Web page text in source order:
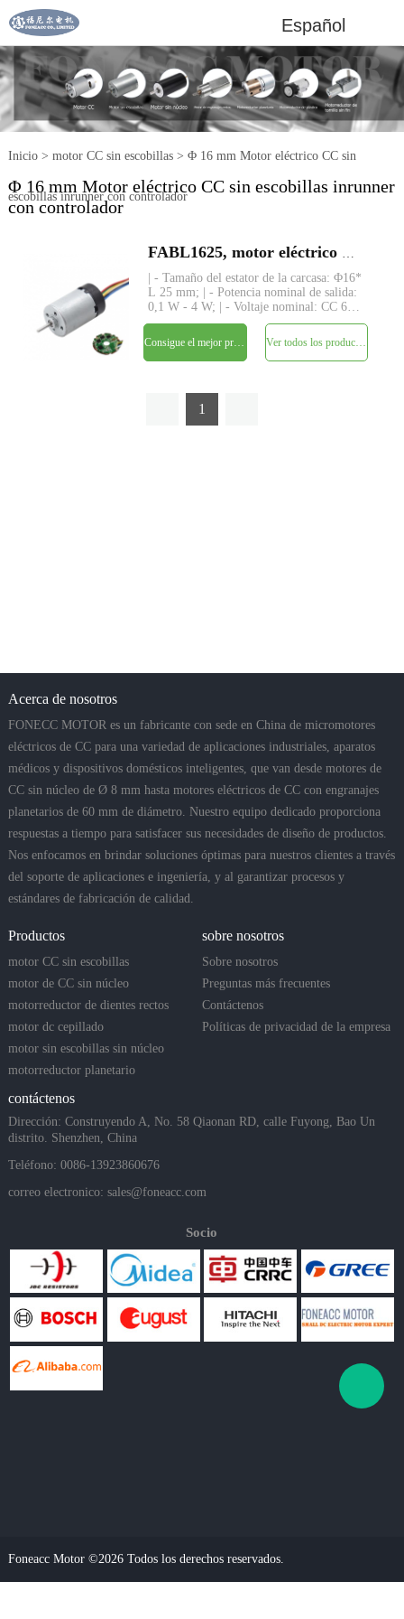
Español
Inicio> motor CC sin escobillas> Φ 16 mm Motor eléctrico CC sin
escobillas inrunner con controlador
Φ 16 mm Motor eléctrico CC sin escobillas inrunner
con controlador
| - Tamaño del estator de la carcasa: Φ16*
L 25 mm; | - Potencia nominal de salida:
0,1 W - 4 W; | - Voltaje nominal: CC 6V
- 24V; | - Par nominal: Máx. 15 gf-cm; | -
Conductor: controlador incorporado con
3 sensores de pasillo | - Eje : Φ2mm,
largo
Ver todos los productos
1
Acerca de nosotros
FONECC MOTOR es un fabricante con sede en China de micromotores
eléctricos de CC para una variedad de aplicaciones industriales, aparatos
médicos y dispositivos domésticos inteligentes, que van desde motores de
CC sin núcleo de Ø 8 mm hasta motores eléctricos de CC con engranajes
planetarios de 60 mm de diámetro. Nuestro equipo dedicado proporciona
respuestas a tiempo para satisfacer sus necesidades de diseño de productos.
Nos enfocamos en brindar soluciones óptimas para nuestros clientes a través
del soporte de aplicaciones e ingeniería, y al garantizar procesos y
estándares de fabricación de calidad.
Productos
motor CC sin escobillas
motor de CC sin núcleo
motorreductor de dientes rectos
motor dc cepillado
motor sin escobillas sin núcleo
motorreductor planetario
sobre nosotros
Sobre nosotros
Preguntas más frecuentes
Contáctenos
Políticas de privacidad de la empresa
contáctenos
Dirección: Construyendo A, No. 58 Qiaonan RD, calle Fuyong, Bao Un
distrito. Shenzhen, China
Teléfono: 0086-13923860676
correo electronico: sales@foneacc.com
Socio
Foneacc Motor ©2026 Todos los derechos reservados.